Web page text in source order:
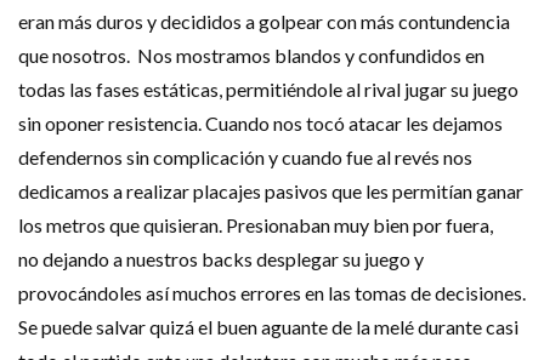
eran más duros y decididos a golpear con más contundencia
que nosotros. Nos mostramos blandos y confundidos en
todas las fases estáticas, permitiéndole al rival jugar su juego
sin oponer resistencia. Cuando nos tocó atacar les dejamos
defendernos sin complicación y cuando fue al revés nos
dedicamos a realizar placajes pasivos que les permitían ganar
los metros que quisieran. Presionaban muy bien por fuera,
no dejando a nuestros backs desplegar su juego y
provocándoles así muchos errores en las tomas de decisiones.
Se puede salvar quizá el buen aguante de la melé durante casi